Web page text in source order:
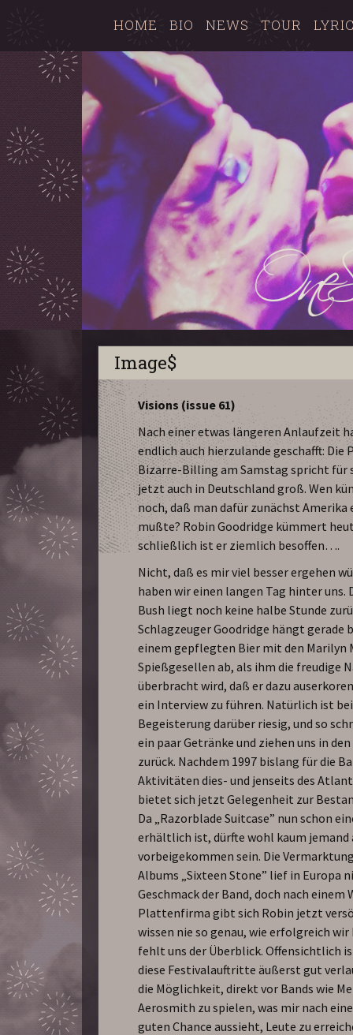
HOME BIO NEWS TOUR
Image$
Visions (issue 61)
Nach einer etwas längeren Anlaufzeit
endlich auch hierzulande geschafft: Die
Bizarre-Billing am Samstag spricht für
jetzt auch in Deutschland groß. Wen
noch, daß man dafür zunächst Amerika
mußte? Robin Goodridge kümmert
schließlich ist er ziemlich besoffen….
Nicht, daß es mir viel besser ergehen
haben wir einen langen Tag hinter uns.
Bush liegt noch keine halbe Stunde
Schlagzeuger Goodridge hängt gerade
einem gepflegten Bier mit den Marilyn
Spießgesellen ab, als ihm die freudige
überbracht wird, daß er dazu
ein Interview zu führen. Natürlich ist
Begeisterung darüber riesig, und so
ein paar Getränke und ziehen uns in
zurück. Nachdem 1997 bislang für die
Aktivitäten dies- und jenseits des
bietet sich jetzt Gelegenheit zur
Da „Razorblade Suitcase” nun schon
erhältlich ist, dürfte wohl kaum jemand
vorbeigekommen sein. Die
Albums „Sixteen Stone” lief in Europa
Geschmack der Band, doch nach einem
Plattenfirma gibt sich Robin jetzt
wissen nie so genau, wie erfolgreich
fehlt uns der Überblick. Offensichtlich
diese Festivalauftritte äußerst gut
die Möglichkeit, direkt vor Bands wie
Aerosmith zu spielen, was mir nach
guten Chance aussieht, Leute zu